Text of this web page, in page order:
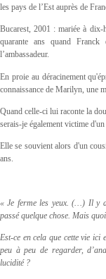
les pays de l’Est auprès de
Bucarest, 2001 : mariée à dix-
quarante ans quand
l’ambassadeur.
En proie au déracinement
connaissance de Marilyn, une
Quand celle-ci lui raconte la
serais-je également victime
Elle se souvient alors d'un
ans.
« Je ferme les yeux. (…) Il y
passé quelque chose. Mais
Est-ce en cela que cette vie
peu à peu de regarder,
lucidité ?